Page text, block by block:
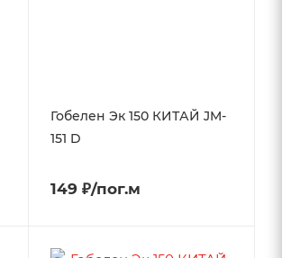
Гобелен Эк 150 КИТАЙ JM-
151 D
149 ₽/пог.м